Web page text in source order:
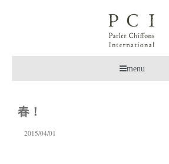
menu
春！
2015/04/01